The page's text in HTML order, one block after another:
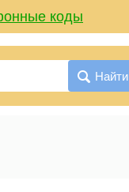
коды
Найти